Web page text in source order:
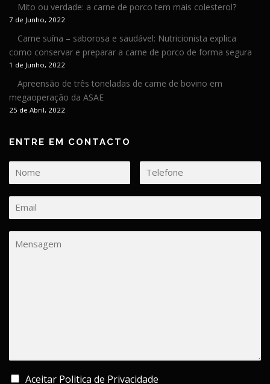
Mito ou verdade: a carne de porco tem mais colesterol?
7 de Junho, 2022
Carne suína – saborosa e saudável: Nutricionista explica
como conservar e preparar a carne de porco de forma segura
1 de Junho, 2022
Apreensão de três toneladas de carne de bovino em
megaoperação da ASAE
25 de Abril, 2022
ENTRE EM CONTACTO
Aceitar Politica de Privacidade